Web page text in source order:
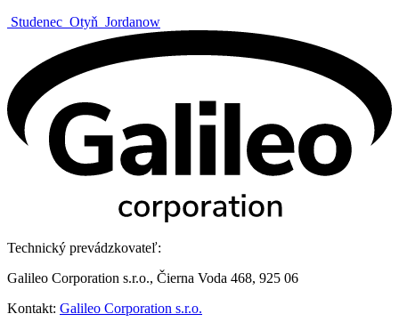
Studenec Otyň Jordanow
Technický prevádzkovateľ:
Galileo Corporation s.r.o., Čierna Voda 468, 925 06
Kontakt: Galileo Corporation s.r.o.